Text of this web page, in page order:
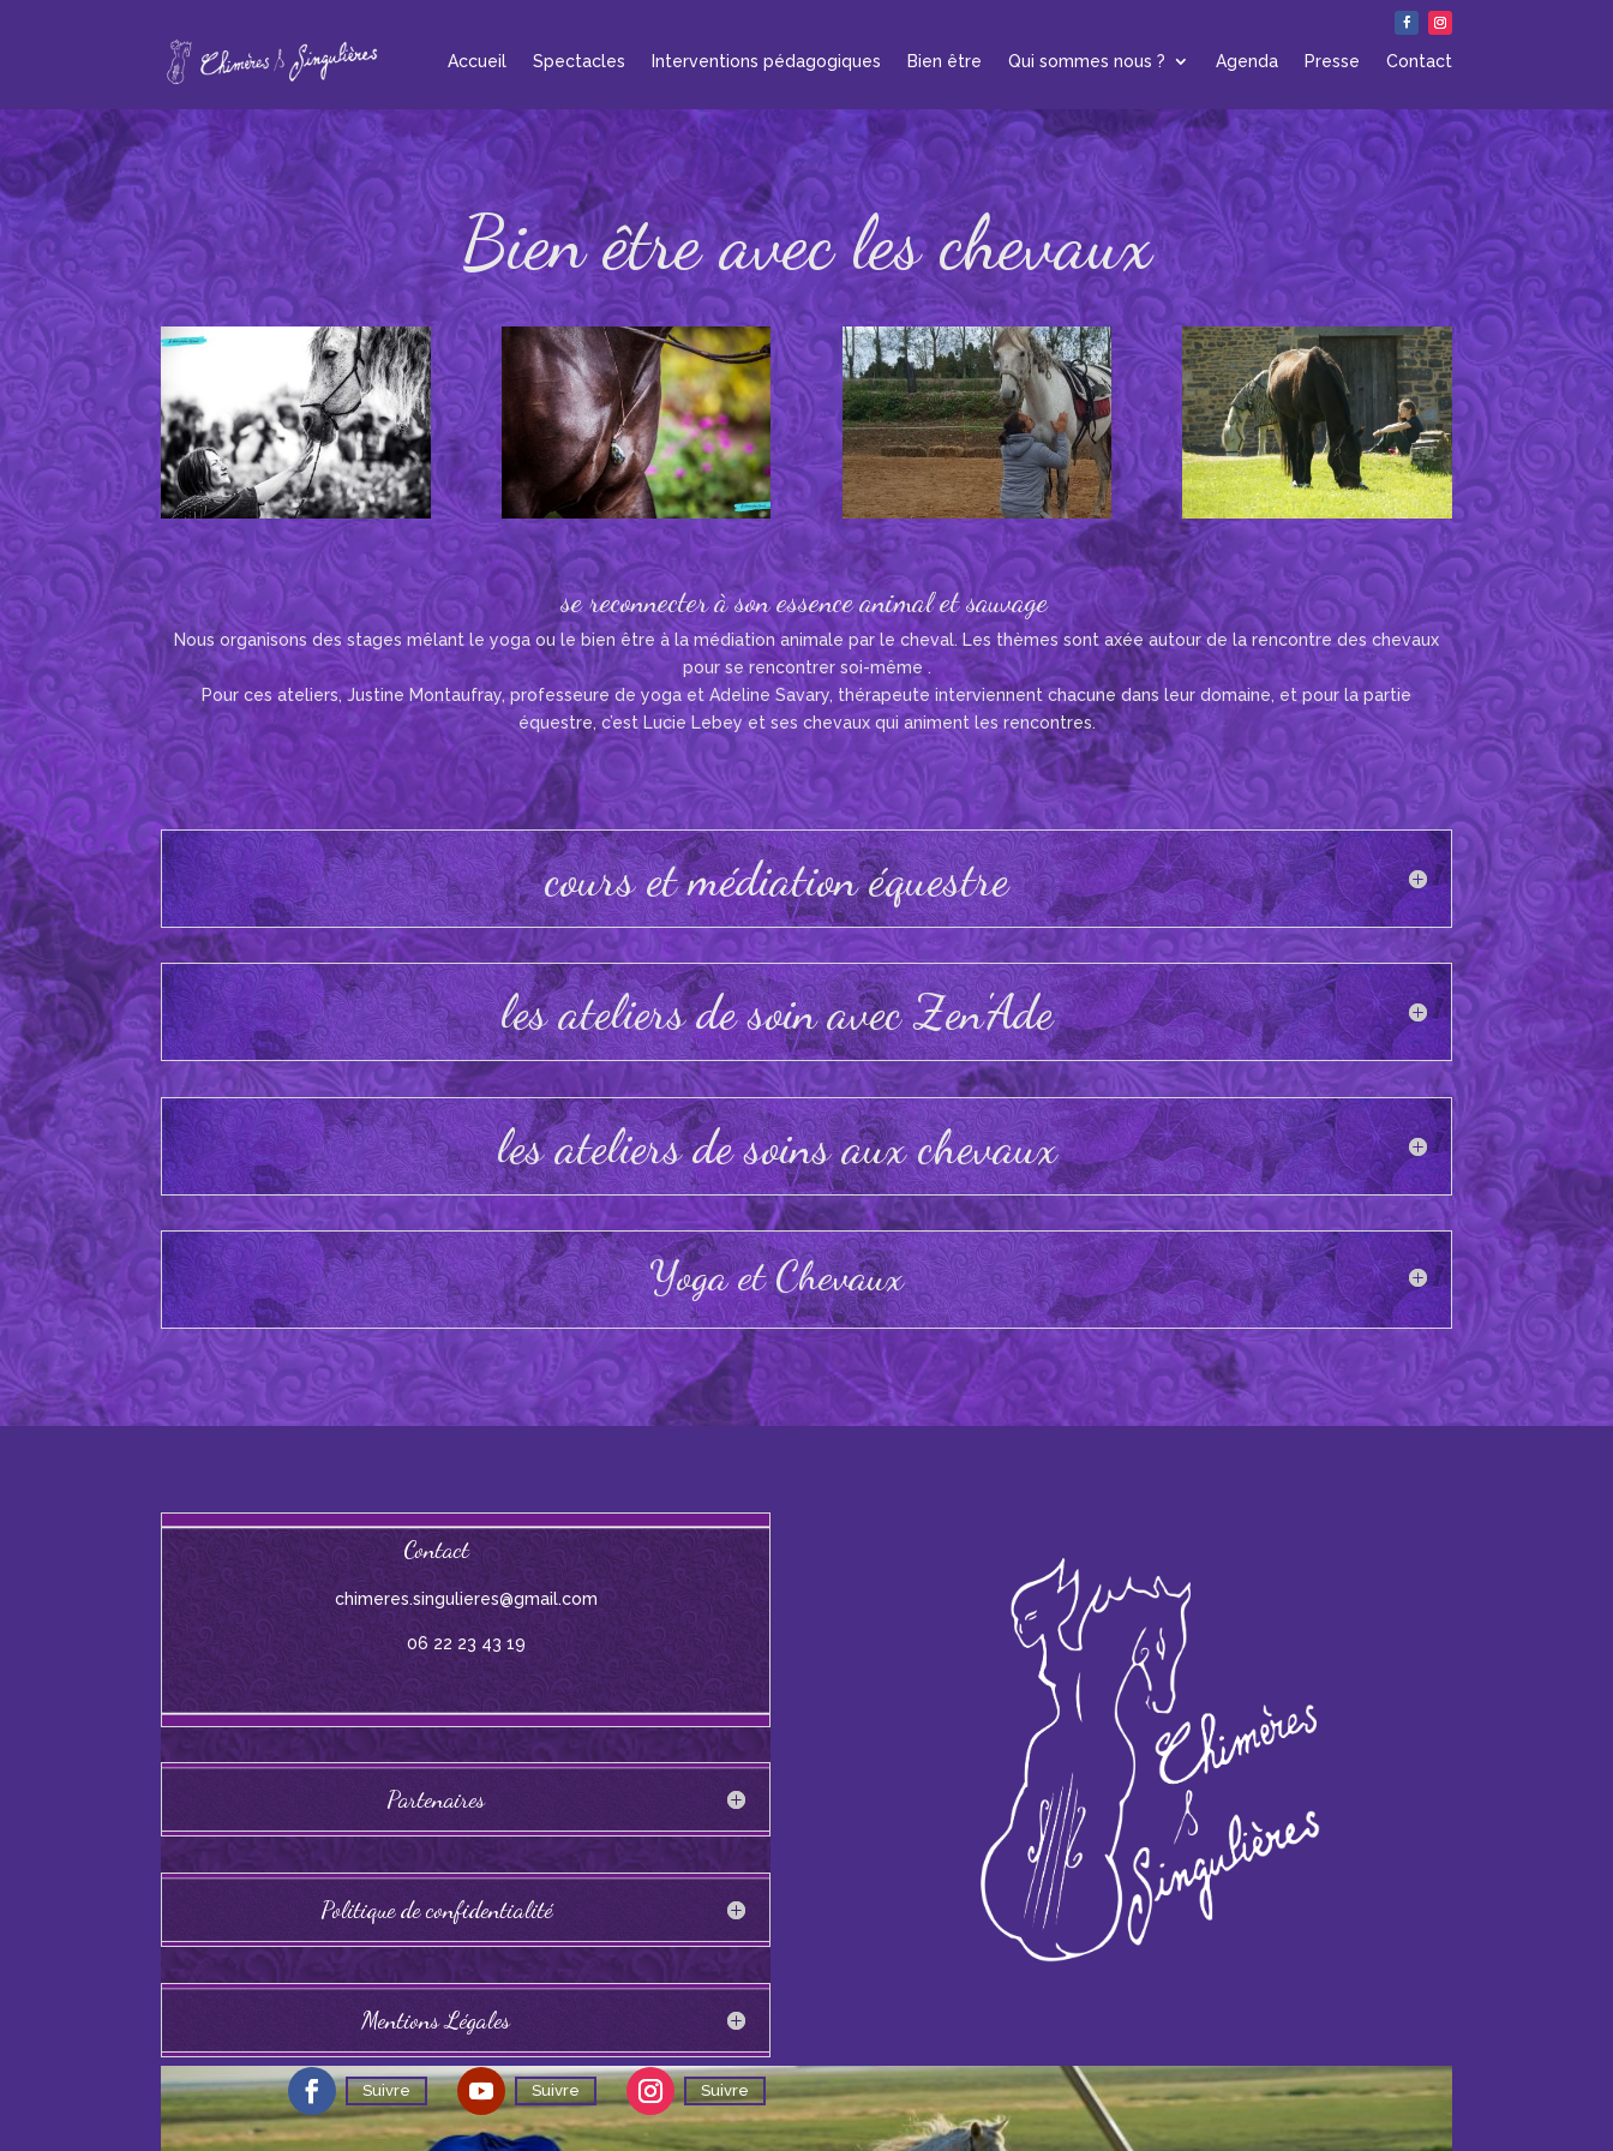
Accueil Spectacles Interventions pédagogiques Bien être Qui sommes nous ? Agenda Presse Contact
Bien être avec les chevaux
se reconnecter à son essence animal et sauvage
Nous organisons des stages mêlant le yoga ou le bien être à la médiation animale par le cheval. Les thèmes sont axée autour de la rencontre des chevaux
pour se rencontrer soi-même .
Pour ces ateliers, Justine Montaufray, professeure de yoga et Adeline Savary, thérapeute interviennent chacune dans leur domaine, et pour la partie
équestre, c’est Lucie Lebey et ses chevaux qui animent les rencontres.
cours et médiation équestre
les ateliers de soin avec Zen'Ade
les ateliers de soins aux chevaux
Yoga et Chevaux
Contact
chimeres.singulieres@gmail.com
06 22 23 43 19
Partenaires
Politique de confidentialité
Mentions Légales
Suivre Suivre Suivre